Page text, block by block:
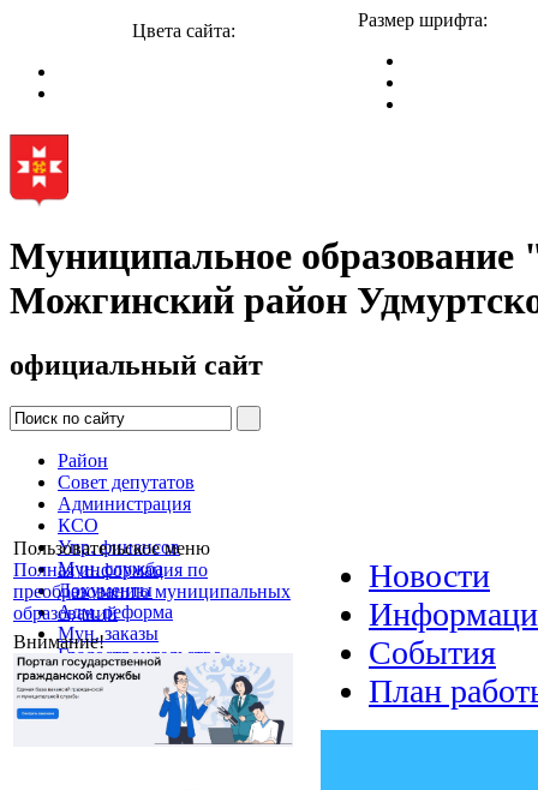
Цвета сайта:
Размер шрифта:
Муниципальное
Можгинский район
официальный сайт
Район
Совет депутатов
Администрация
КСО
Упр. финансов
Мун. служба
Документы
Адм. реформа
Мун. заказы
Градостроительство
Обращения
Пользовательское меню
Полная информация по
преобразованию муниципальных
образований
Внимание!
Новости
События
План